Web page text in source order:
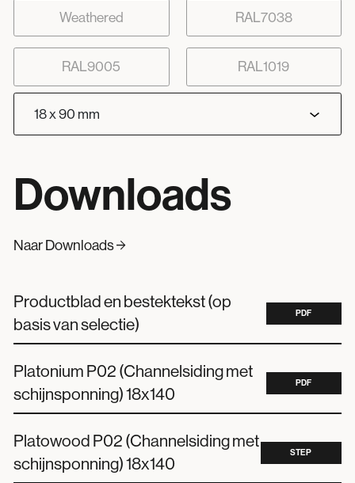
Weathered RAL7038
RAL9005 RAL1019
Downloads
Naar Downloadsarrow_forward
Productblad en bestektekst (op
basis van selectie)
PDF
Platonium P02 (Channelsiding met
schijnsponning) 18x140
PDF
Platowood P02 (Channelsiding met
schijnsponning) 18x140
STEP